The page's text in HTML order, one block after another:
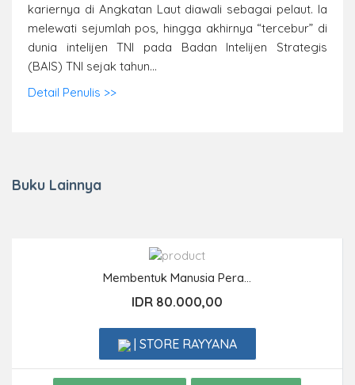
kariernya di Angkatan Laut diawali sebagai pelaut. Ia
melewati sejumlah pos, hingga akhirnya “tercebur” di
dunia intelijen TNI pada Badan Intelijen Strategis
(BAIS) TNI sejak tahun...
Detail Penulis >>
Buku Lainnya
Membentuk Manusia Pera...
IDR 80.000,00
| STORE RAYYANA